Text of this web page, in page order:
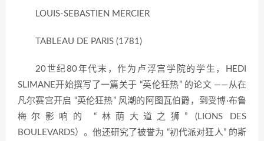
LOUIS-SEBASTIEN MERCIER
TABLEAU DE PARIS (1781)
20世纪80年代末，作为卢浮宫学院的学生，HEDI
SLIMANE开始撰写了一篇关于 “英伦狂热” 的论文 ——从在
凡尔赛宫开启 “英伦狂热” 风潮的阿图瓦伯爵，到受博·布鲁
梅尔影响的 “林荫大道之狮” (LIONS DES
BOULEVARDS）。他还研究了被誉为 “初代派对狂人” 的斯